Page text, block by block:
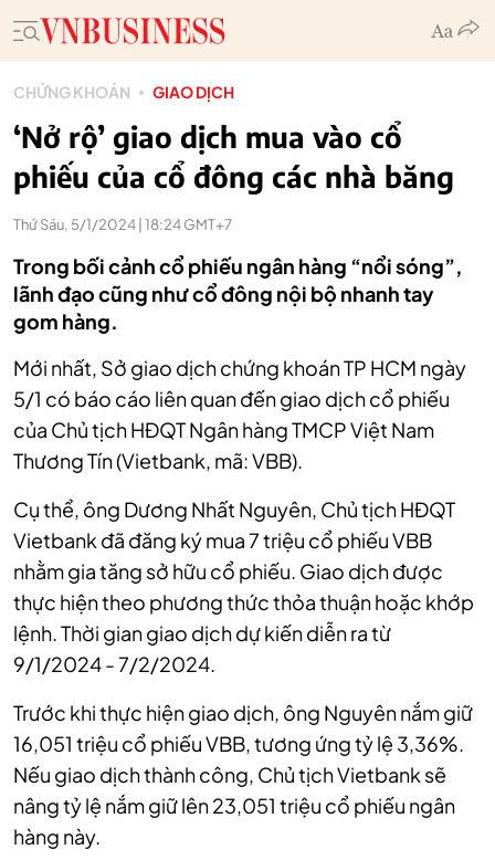
CHỨNG KHOÁN GIAO DỊCH
‘Nở rộ’ giao dịch mua vào cổ
phiếu của cổ đông các nhà băng
Thứ Sáu, 5/1/2024 | 18:24 GMT+7
Trong bối cảnh cổ phiếu ngân hàng “nổi sóng”,
lãnh đạo cũng như cổ đông nội bộ nhanh tay
gom hàng.
Mới nhất, Sở giao dịch chứng khoán TP HCM ngày
5/1 có báo cáo liên quan đến giao dịch cổ phiếu
của Chủ tịch HĐQT Ngân hàng TMCP Việt Nam
Thương Tín (Vietbank, mã: VBB).
Cụ thể, ông Dương Nhất Nguyên, Chủ tịch HĐQT
Vietbank đã đăng ký mua 7 triệu cổ phiếu VBB
nhằm gia tăng sở hữu cổ phiếu. Giao dịch được
thực hiện theo phương thức thỏa thuận hoặc khớp
lệnh. Thời gian giao dịch dự kiến diễn ra từ
9/1/2024 - 7/2/2024.
Trước khi thực hiện giao dịch, ông Nguyên nắm giữ
16,051 triệu cổ phiếu VBB, tương ứng tỷ lệ 3,36%.
Nếu giao dịch thành công, Chủ tịch Vietbank sẽ
nâng tỷ lệ nắm giữ lên 23,051 triệu cổ phiếu ngân
hàng này.